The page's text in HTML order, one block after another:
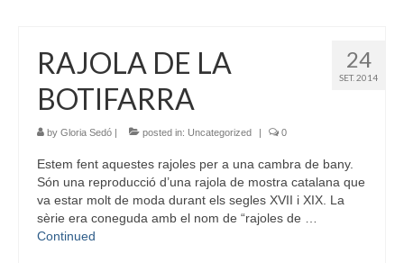
24
SET. 2014
RAJOLA DE LA
BOTIFARRA
by Gloria Sedó posted in: Uncategorized 0
Estem fent aquestes rajoles per a una cambra de bany.
Són una reproducció d’una rajola de mostra catalana que
va estar molt de moda durant els segles XVII i XIX. La
sèrie era coneguda amb el nom de “rajoles de …
Continued